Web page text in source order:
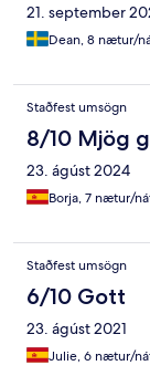
21. september
Dean, 8 nætur/
Staðfest umsögn
8/10 Mjög
23. ágúst 2024
Borja, 7 nætur/
Staðfest umsögn
6/10 Gott
23. ágúst 2021
Julie, 6 nætur/